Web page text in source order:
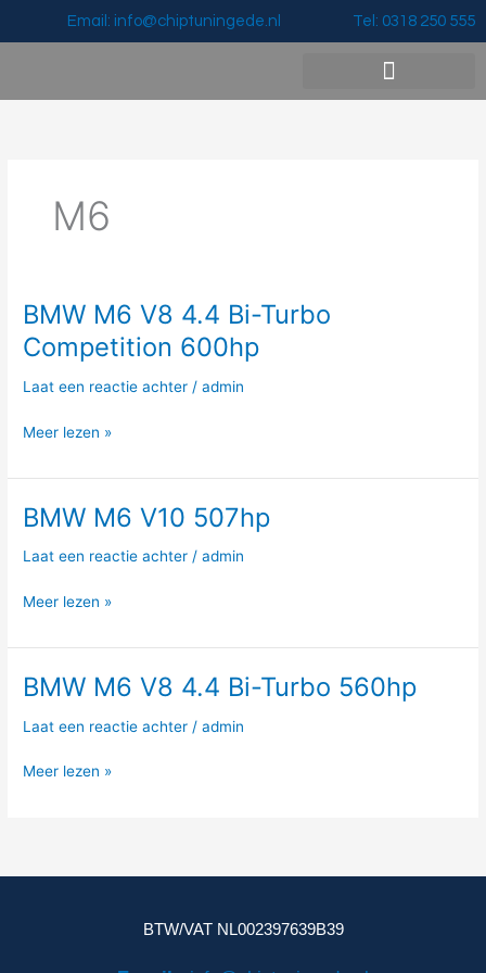
Email: info@chiptuningede.nl Tel: 0318 250 555
M6
BMW M6 V8 4.4 Bi-Turbo
Competition 600hp
Laat een reactie achter /admin
BMW
M6
V8
4.4
Turbo
600hp
Meer lezen »
BMW M6 V10 507hp
Laat een reactie achter /admin
BMW
V10
Meer lezen »
BMW M6 V8 4.4 Bi-Turbo 560hp
Laat een reactie achter /admin
BMW
V8
Bi-
Meer lezen »
BTW/VAT NL002397639B39